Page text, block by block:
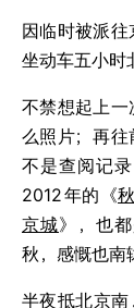
因临时被派
坐动车五小时
不禁想起上
么照片；再
不是查阅记
2012年的《
京城》，也
秋，感慨也南
半夜抵北京